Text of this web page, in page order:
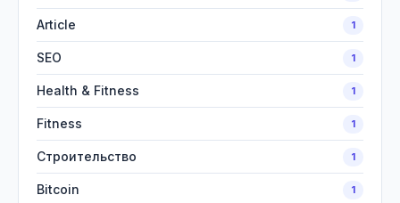
Article 1
SEO 1
Health & Fitness 1
Fitness 1
Строительство 1
Bitcoin 1